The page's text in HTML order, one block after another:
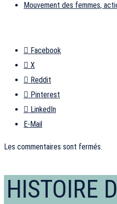
Mouvement des femmes,
Facebook
X
Reddit
Pinterest
LinkedIn
E-Mail
Les commentaires sont fermés.
HISTOIRE